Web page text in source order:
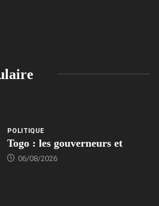
POLITIQUE
Togo : les gouverneurs et
06/08/2026